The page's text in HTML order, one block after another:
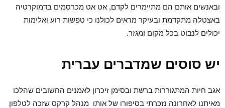
ובאנשים אותם הם מתיימרים לקדם, אט אט מכרסמים בדמוקרטיה
באצטלה מתקדמת ובעיקר מראים לכולנו כי טפשות רוע ואלימות
יכולים לנבוט בכל מקום ומגזר.
יש סוסים שמדברים עברית
אגב חיות המתגוררות ברשת ובסימן זיכרון לאמנים החשובים שהלכו
מאיתנו לאחרונה נזכרתי בסיפורו של אותו מנהל קרקס שזכה לטלפון